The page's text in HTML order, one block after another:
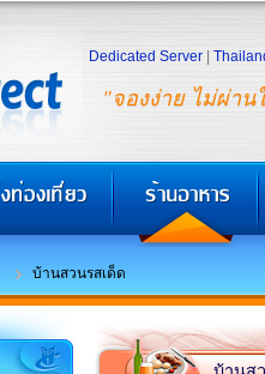
"จองง่าย ไม่ผ่าน
Dedicated Server
บ้านสวนรสเด็ด